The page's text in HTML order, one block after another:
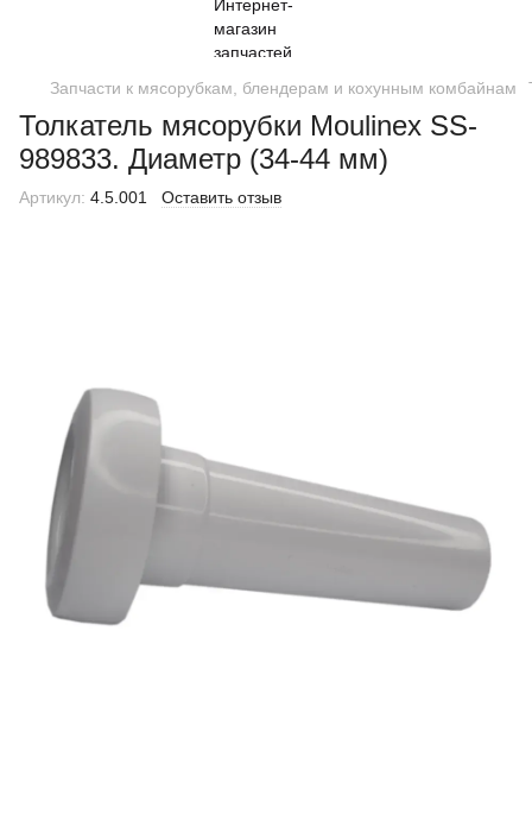
Запчасти к мясорубкам, блендерам и кохунным комбайнам
Толкатель мясорубки Moulinex SS-
989833. Диаметр (34-44 мм)
Артикул: 4.5.001 Оставить отзыв